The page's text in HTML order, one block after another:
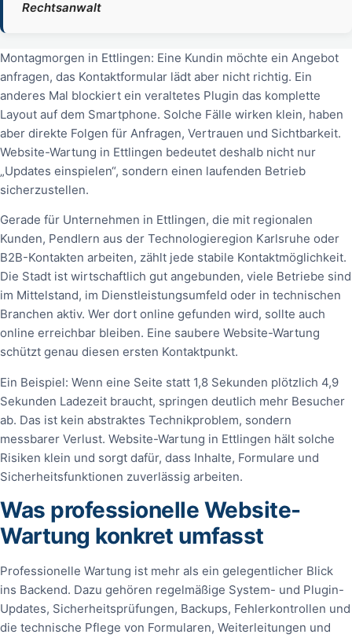
Rechtsanwalt
Montagmorgen in Ettlingen: Eine Kundin möchte ein Angebot
anfragen, das Kontaktformular lädt aber nicht richtig. Ein
anderes Mal blockiert ein veraltetes Plugin das komplette
Layout auf dem Smartphone. Solche Fälle wirken klein, haben
aber direkte Folgen für Anfragen, Vertrauen und Sichtbarkeit.
Website-Wartung in Ettlingen bedeutet deshalb nicht nur
„Updates einspielen“, sondern einen laufenden Betrieb
sicherzustellen.
Gerade für Unternehmen in Ettlingen, die mit regionalen
Kunden, Pendlern aus der Technologieregion Karlsruhe oder
B2B-Kontakten arbeiten, zählt jede stabile Kontaktmöglichkeit.
Die Stadt ist wirtschaftlich gut angebunden, viele Betriebe sind
im Mittelstand, im Dienstleistungsumfeld oder in technischen
Branchen aktiv. Wer dort online gefunden wird, sollte auch
online erreichbar bleiben. Eine saubere Website-Wartung
schützt genau diesen ersten Kontaktpunkt.
Ein Beispiel: Wenn eine Seite statt 1,8 Sekunden plötzlich 4,9
Sekunden Ladezeit braucht, springen deutlich mehr Besucher
ab. Das ist kein abstraktes Technikproblem, sondern
messbarer Verlust. Website-Wartung in Ettlingen hält solche
Risiken klein und sorgt dafür, dass Inhalte, Formulare und
Sicherheitsfunktionen zuverlässig arbeiten.
Was professionelle Website-
Wartung konkret umfasst
Professionelle Wartung ist mehr als ein gelegentlicher Blick
ins Backend. Dazu gehören regelmäßige System- und Plugin-
Updates, Sicherheitsprüfungen, Backups, Fehlerkontrollen und
die technische Pflege von Formularen, Weiterleitungen und